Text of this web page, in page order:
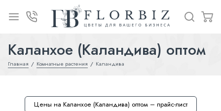
Каланхое (Каландива) оптом
Главная Комнатные растения Каландива
Цены на Каланхое (Каландива) оптом – прайс-лист